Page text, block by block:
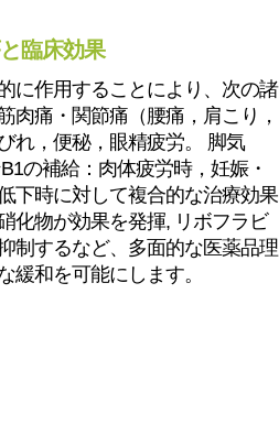
臨床効果
に作用することにより、次の諸
痛・関節痛（腰痛，肩こり，
れ，便秘，眼精疲労。 脚気
の補給：肉体疲労時，妊娠・
下時に対して複合的な治療効果
化物が効果を発揮, リボフラビ
制するなど、多面的な医薬品理
緩和を可能にします。